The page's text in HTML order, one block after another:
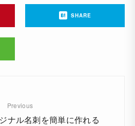
SHARE
Previous
ナル名刺を簡単に作れる